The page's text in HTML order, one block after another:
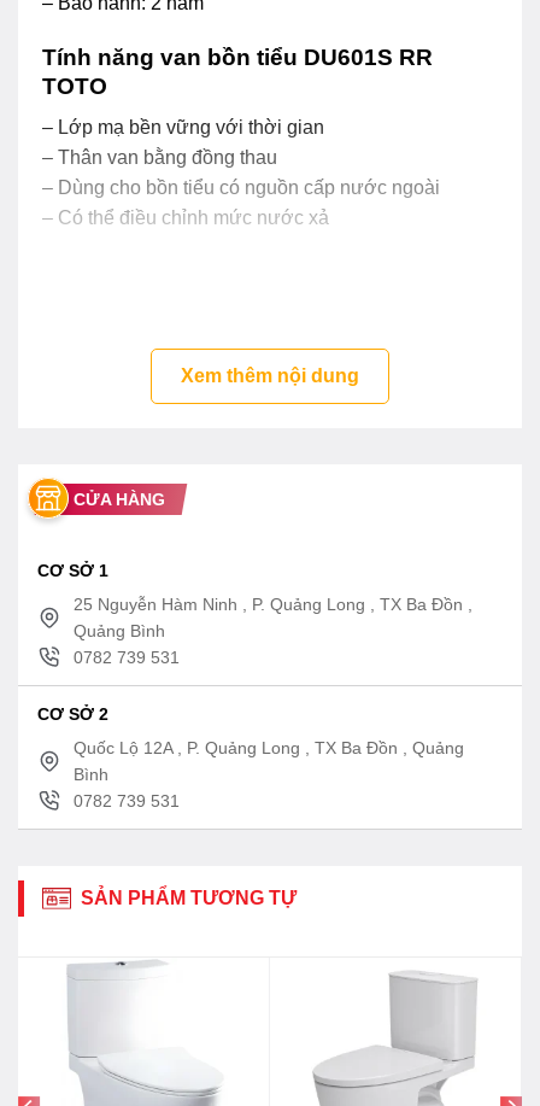
Tính năng van bồn tiểu DU601S RR
TOTO
– Lớp mạ bền vững với thời gian
– Thân van bằng đồng thau
– Dùng cho bồn tiểu có nguồn cấp nước ngoài
– Có thể điều chỉnh mức nước xả
Xem thêm nội dung
CỬA HÀNG
CƠ SỞ 1
25 Nguyễn Hàm Ninh , P. Quảng Long , TX Ba Đồn ,
Quảng Bình
0782 739 531
CƠ SỞ 2
Quốc Lộ 12A , P. Quảng Long , TX Ba Đồn , Quảng
Bình
0782 739 531
SẢN PHẨM TƯƠNG TỰ